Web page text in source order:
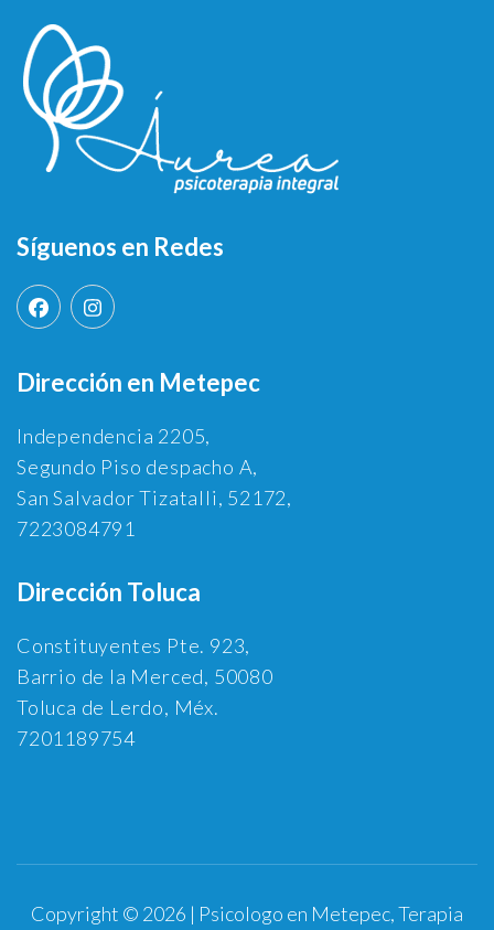
Síguenos en Redes
Dirección en Metepec
Independencia 2205,
Segundo Piso despacho A,
San Salvador Tizatalli, 52172,
7223084791
Dirección Toluca
Constituyentes Pte. 923,
Barrio de la Merced, 50080
Toluca de Lerdo, Méx.
7201189754
Copyright © 2026 | Psicologo en Metepec, Terapia